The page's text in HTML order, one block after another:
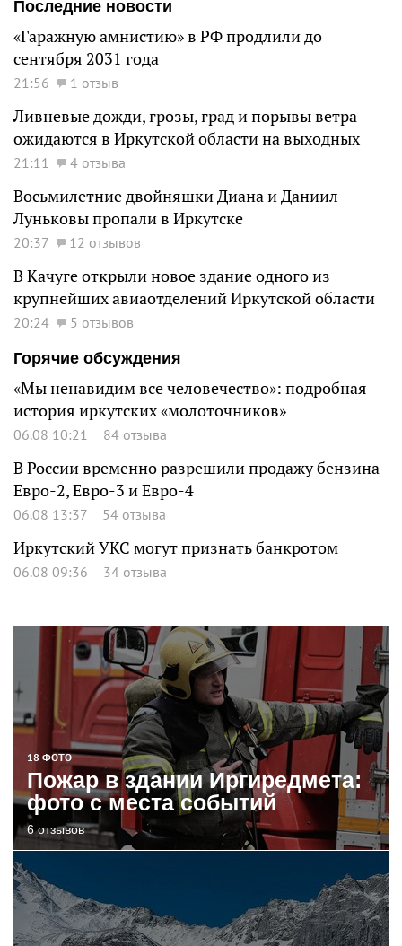
Последние новости
«Гаражную амнистию» в РФ продлили до
сентября 2031 года
21:56 1 отзыв
Ливневые дожди, грозы, град и порывы ветра
ожидаются в Иркутской области на выходных
21:11 4 отзыва
Восьмилетние двойняшки Диана и Даниил
Луньковы пропали в Иркутске
20:37 12 отзывов
В Качуге открыли новое здание одного из
крупнейших авиаотделений Иркутской области
20:24
5 отзывов
Горячие обсуждения
«Мы ненавидим все человечество»: подробная
история иркутских «молоточников»
06.08 10:21 84 отзыва
В России временно разрешили продажу бензина
Евро-2, Евро-3 и Евро-4
06.08 13:37 54 отзыва
Иркутский УКС могут признать банкротом
06.08 09:36 34 отзыва
18 ФОТО
Пожар в здании Иргиредмета:
фото с места событий
6 отзывов